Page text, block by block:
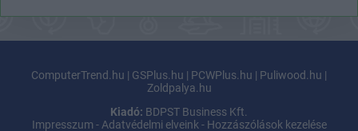
ComputerTrend.hu | GSPlus.hu | PCWPlus.hu | Puliwood.hu |
Zoldpalya.hu
Kiadó: BDPST Business Kft.
Impresszum - Adatvédelmi elveink - Hozzászólások kezelése